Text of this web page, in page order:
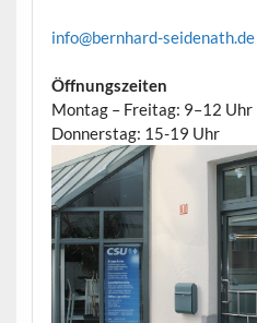
info@bernhard-seidenath.de
Öffnungszeiten
Montag – Freitag: 9–12 Uhr
Donnerstag: 15-19 Uhr